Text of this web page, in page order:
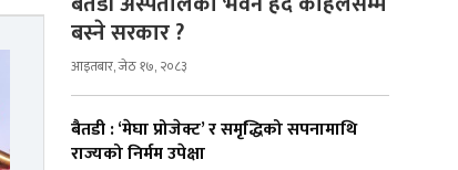
बस्ने सरकार ?
आइतबार, जेठ १७, २०८३
बैतडी : ‘मेघा प्रोजेक्ट’ र समृद्धिको सपनामाथि
राज्यको निर्मम उपेक्षा